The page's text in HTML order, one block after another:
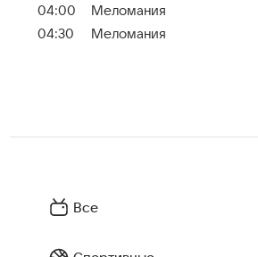
04:00
Меломания
04:30
Меломания
Все